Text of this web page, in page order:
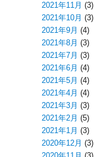
2021年11月 (3)
2021年10月 (3)
2021年9月 (4)
2021年8月 (3)
2021年7月 (3)
2021年6月 (4)
2021年5月 (4)
2021年4月 (4)
2021年3月 (3)
2021年2月 (5)
2021年1月 (3)
2020年12月 (3)